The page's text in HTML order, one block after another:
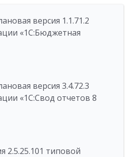
версия 1.1.71.2
«1C:Бюджетная
версия 3.4.72.3
«1C:Свод отчетов 8
2.5.25.101 типовой